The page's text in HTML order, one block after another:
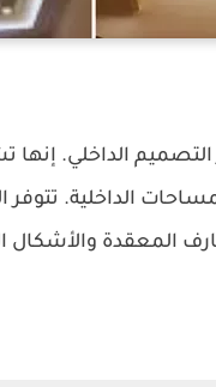
الداخلي. إنها
الداخلية. تتوفر
المعقدة والأشكال